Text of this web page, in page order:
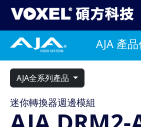
AJA 產
AJA全系列產品
迷你轉換器週邊模組